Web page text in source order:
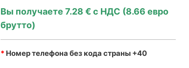
Вы получаете 7.28 € с НДС (8.66 евро
брутто)
* Номер телефона без кода страны +40